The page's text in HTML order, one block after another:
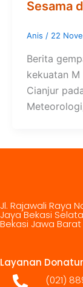
Sesama
Anis / 22
Berita
kekuatan
Cianjur
Jl. Rajawali Raya
Jaya Bekasi
Bekasi Jawa Barat
Layanan Donatur
(021)